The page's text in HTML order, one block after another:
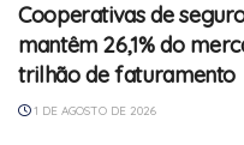
Cooperativas de
mantêm 26,1% do
trilhão de faturamento
1 DE AGOSTO DE 2026